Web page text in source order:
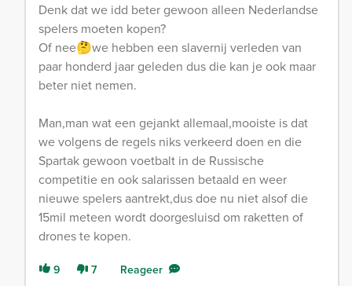
Denk dat we idd beter gewoon alleen Nederlandse
spelers moeten kopen?
Of nee🤔we hebben een slavernij verleden van
paar honderd jaar geleden dus die kan je ook maar
beter niet nemen.
Man,man wat een gejankt allemaal,mooiste is dat
we volgens de regels niks verkeerd doen en die
Spartak gewoon voetbalt in de Russische
competitie en ook salarissen betaald en weer
nieuwe spelers aantrekt,dus doe nu niet alsof die
15mil meteen wordt doorgesluisd om raketten of
drones te kopen.
9 7 Reageer